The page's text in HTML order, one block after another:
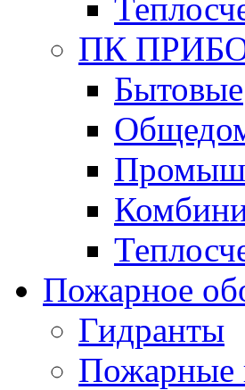
ПК
Бытовые
Пожарное
Гидранты
Пожарные